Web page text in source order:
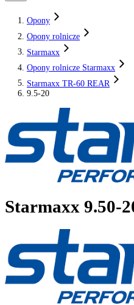
O nasFAQKontakt
Opony
Opony rolnicze
Starmaxx
Opony rolnicze Starmaxx
Starmaxx TR-60 REAR
9.5-20
Starmaxx